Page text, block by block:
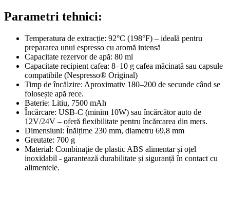
Parametri tehnici:
Temperatura de extracție: 92°C (198°F) – ideală pentru
prepararea unui espresso cu aromă intensă
Capacitate rezervor de apă: 80 ml
Capacitate recipient cafea: 8–10 g cafea măcinată sau capsule
compatibile (Nespresso® Original)
Timp de încălzire: Aproximativ 180–200 de secunde când se
folosește apă rece.
Baterie: Litiu, 7500 mAh
Încărcare: USB-C (minim 10W) sau încărcător auto de
12V/24V – oferă flexibilitate pentru încărcarea din mers.
Dimensiuni: Înălțime 230 mm, diametru 69,8 mm
Greutate: 700 g
Material: Combinație de plastic ABS alimentar și oțel
inoxidabil - garantează durabilitate și siguranță în contact cu
alimentele.